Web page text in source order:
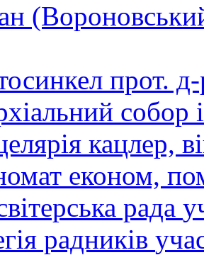
прот.
собор
кацлер,
економ,
рада
радників